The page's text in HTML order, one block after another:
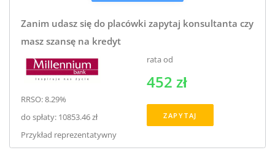
Zanim udasz się do placówki zapytaj konsultanta czy
masz szansę na kredyt
RRSO: 8.29%
do spłaty: 10853.46 zł
Przykład reprezentatywny
rata od
452 zł
ZAPYTAJ